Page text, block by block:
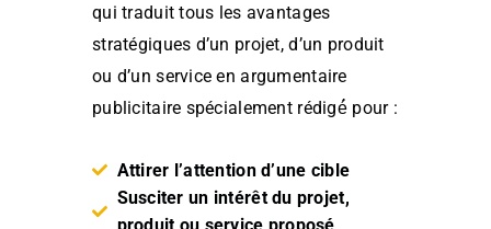
qui traduit tous les avantages
stratégiques d’un projet, d’un produit
ou d’un service en argumentaire
publicitaire spécialement rédigé́ pour :
Attirer l’attention d’une cible
Susciter un intérêt du projet,